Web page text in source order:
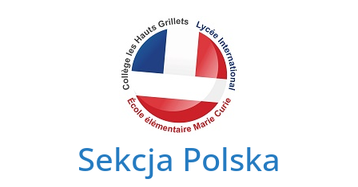
Sekcja Polska